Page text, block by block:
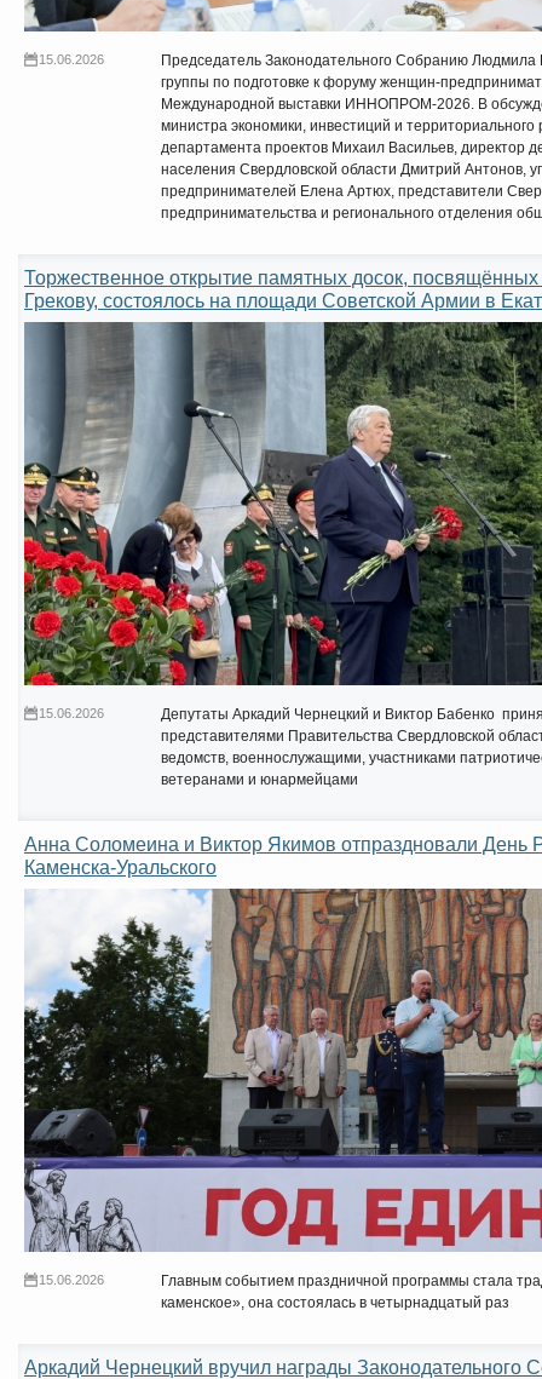
15.06.2026
Председатель Законодательного Собранию
группы по подготовке к форуму женщин-
Международной выставки ИННОПРОМ-2026. В
министра экономики, инвестиций и
департамента проектов Михаил Васильев, директор
населения Свердловской области Дмитрий Антонов,
предпринимателей Елена Артюх, представители
предпринимательства и регионального отделения
Торжественное открытие памятных досок,
Грекову, состоялось на площади Советской Армии в
15.06.2026
Депутаты Аркадий Чернецкий и Виктор Бабенко
представителями Правительства Свердловской
ведомств, военнослужащими, участниками
ветеранами и юнармейцами
Анна Соломеина и Виктор Якимов отпраздновали День
Каменска-Уральского
15.06.2026
Главным событием праздничной программы стала
каменское», она состоялась в четырнадцатый раз
Аркадий Чернецкий вручил награды Законодательного